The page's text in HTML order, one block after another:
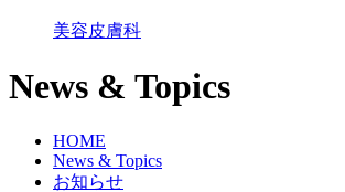
美容皮膚科
News & Topics
HOME
News & Topics
お知らせ